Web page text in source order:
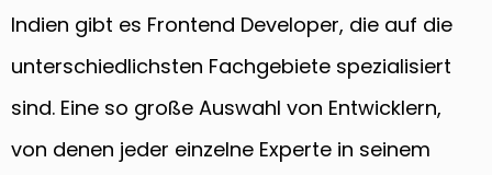
Indien gibt es Frontend Developer, die auf die
unterschiedlichsten Fachgebiete spezialisiert
sind. Eine so große Auswahl von Entwicklern,
von denen jeder einzelne Experte in seinem